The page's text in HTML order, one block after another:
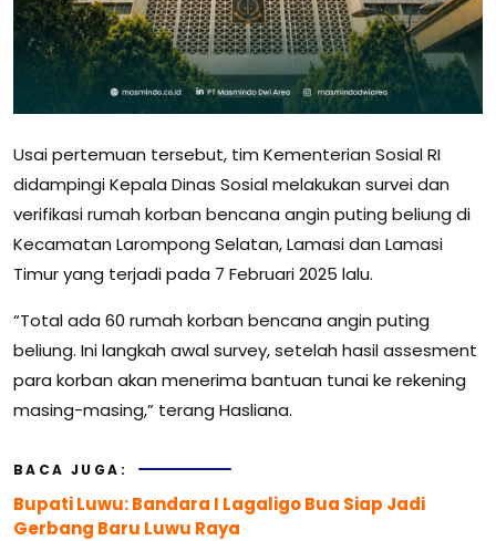
Usai pertemuan tersebut, tim Kementerian Sosial RI
didampingi Kepala Dinas Sosial melakukan survei dan
verifikasi rumah korban bencana angin puting beliung di
Kecamatan Larompong Selatan, Lamasi dan Lamasi
Timur yang terjadi pada 7 Februari 2025 lalu.
“Total ada 60 rumah korban bencana angin puting
beliung. Ini langkah awal survey, setelah hasil assesment
para korban akan menerima bantuan tunai ke rekening
masing-masing,” terang Hasliana.
BACA JUGA:
Bupati Luwu: Bandara I Lagaligo Bua Siap Jadi
Gerbang Baru Luwu Raya